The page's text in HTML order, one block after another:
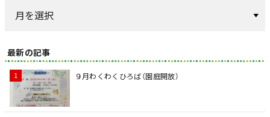
最新の記事
９月わくわくひろば（園庭開放）